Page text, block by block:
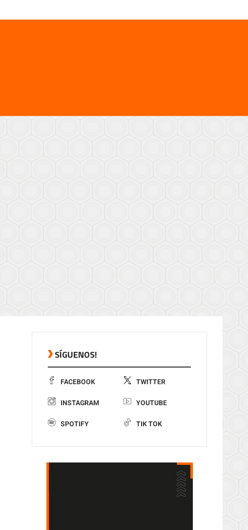
SÍGUENOS!
FACEBOOK TWITTER
INSTAGRAM YOUTUBE
SPOTIFY TIK TOK